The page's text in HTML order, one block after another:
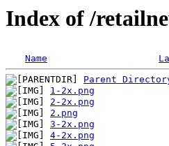
Index of /
Name
Parent
1-2x.png
2-2x.png
2.png
3-2x.png
4-2x.png